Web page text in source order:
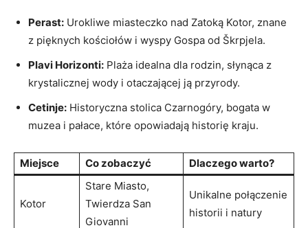
Perast: Urokliwe ‌miasteczko nad Zatoką Kotor, znane
z pięknych kościołów i wyspy Gospa od Škrpjela.
Plavi Horizonti: Plaża idealna dla rodzin, słynąca z
krystalicznej ​wody i otaczającej ją przyrody.
Cetinje: Historyczna stolica Czarnogóry, bogata w
muzea i pałace,⁣ które opowiadają historię kraju.
Miejsce Co zobaczyć Dlaczego warto?
Kotor
Stare Miasto,
⁤Twierdza San‌
Giovanni
Unikalne połączenie
historii i natury